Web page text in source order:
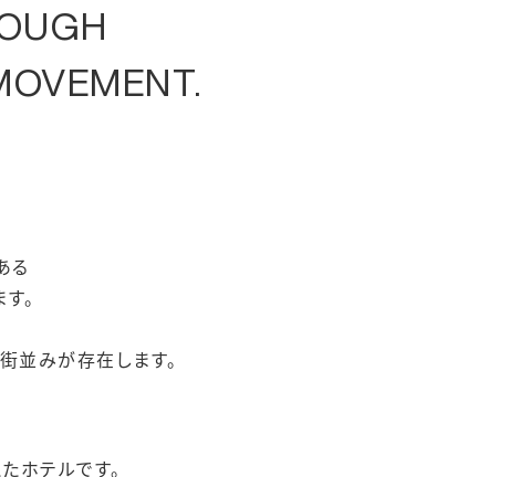
る
。
並みが存在します。
ホテルです。